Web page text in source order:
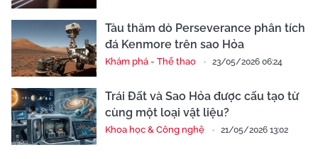
Tàu thăm dò Perseverance phân tích
đá Kenmore trên sao Hỏa
Khám phá - Thể thao 23/05/2026 06:24
Trái Đất và Sao Hỏa được cấu tạo từ
cùng một loại vật liệu?
Khoa học & Công nghệ 21/05/2026 13:02